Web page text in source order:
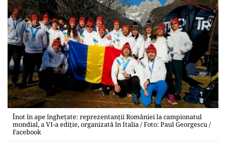
Înot în ape înghețate: reprezentanții României la campionatul
mondial, a VI-a ediție, organizată în Italia / Foto: Paul Georgescu /
Facebook